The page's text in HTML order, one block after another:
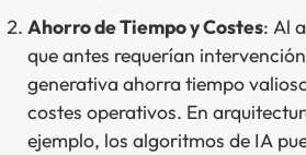
Ahorro de Tiempo y Costes: Al
que antes requerían
generativa ahorra tiempo
costes operativos. En
ejemplo, los algoritmos de IA